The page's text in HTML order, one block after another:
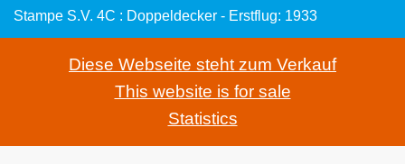
Stampe S.V. 4C : Doppeldecker - Erstflug: 1933
Diese Webseite steht zum Verkauf
This website is for sale
Statistics